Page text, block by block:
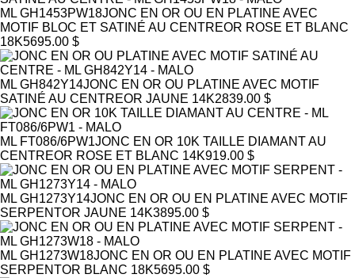
ML GH1453PW18JONC EN OR OU EN PLATINE AVEC
MOTIF BLOC ET SATINÉ AU CENTREOR ROSE ET BLANC
18K5695.00 $
ML GH842Y14JONC EN OR OU PLATINE AVEC MOTIF
SATINÉ AU CENTREOR JAUNE 14K2839.00 $
ML FT086/6PW1JONC EN OR 10K TAILLE DIAMANT AU
CENTREOR ROSE ET BLANC 14K919.00 $
ML GH1273Y14JONC EN OR OU EN PLATINE AVEC MOTIF
SERPENTOR JAUNE 14K3895.00 $
ML GH1273W18JONC EN OR OU EN PLATINE AVEC MOTIF
SERPENTOR BLANC 18K5695.00 $